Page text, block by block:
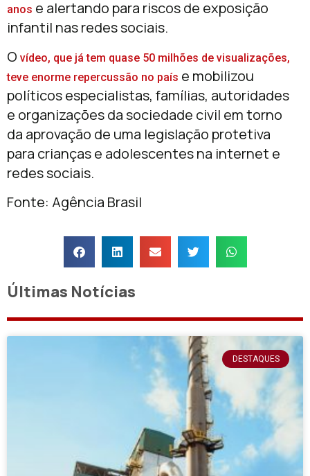
anos e alertando para riscos de exposição
infantil nas redes sociais.
O vídeo, que já tem quase 50 milhões de visualizações,
teve enorme repercussão no país e mobilizou
políticos especialistas, famílias, autoridades
e organizações da sociedade civil em torno
da aprovação de uma legislação protetiva
para crianças e adolescentes na internet e
redes sociais.
Fonte: Agência Brasil
Últimas Notícias
DESTAQUES